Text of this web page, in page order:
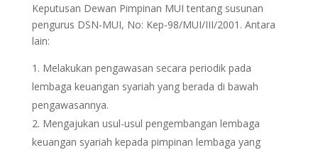
Keputusan Dewan Pimpinan MUI tentang susunan
pengurus DSN-MUI, No: Kep-98/MUI/III/2001. Antara
lain:
Melakukan pengawasan secara periodik pada
lembaga keuangan syariah yang berada di bawah
pengawasannya.
Mengajukan usul-usul pengembangan lembaga
keuangan syariah kepada pimpinan lembaga yang